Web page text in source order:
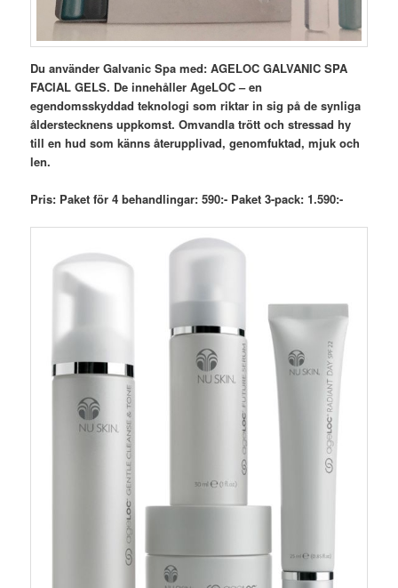
Du använder Galvanic Spa med: AGELOC GALVANIC SPA
FACIAL GELS. De innehåller AgeLOC – en
egendomsskyddad teknologi som riktar in sig på de synliga
ålderstecknens uppkomst. Omvandla trött och stressad hy
till en hud som känns återupplivad, genomfuktad, mjuk och
len.
Pris: Paket för 4 behandlingar: 590:- Paket 3-pack: 1.590:-